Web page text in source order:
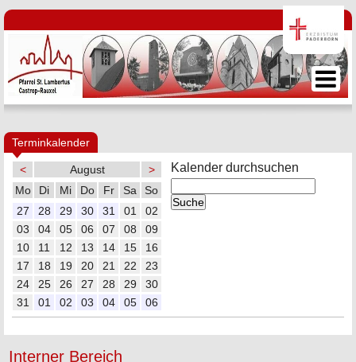
Terminkalender
< August
>
Mo
Di Mi Do Fr Sa
So
27
28 29 30 31 01
02
03
04 05 06 07 08
09
10
11 12 13 14 15
16
17
18 19 20 21 22
23
24
25 26 27 28 29
30
31
01 02 03 04 05 06
Kalender durchsuchen
Interner Bereich